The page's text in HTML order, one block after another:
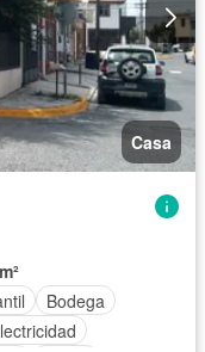
Casa
Bodega